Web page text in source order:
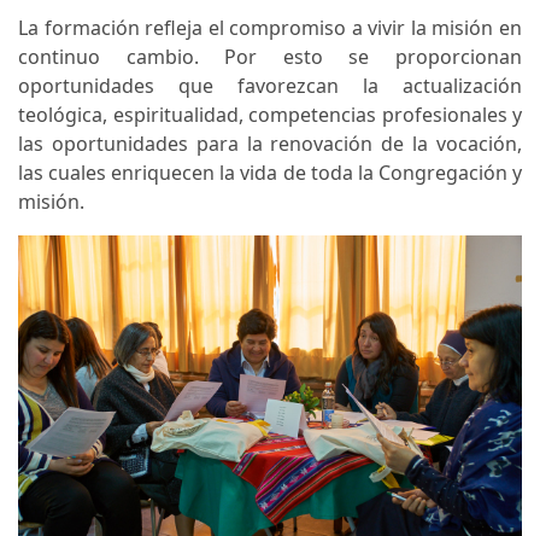
La formación refleja el compromiso a vivir la misión en
continuo cambio. Por esto se proporcionan
oportunidades que favorezcan la actualización
teológica, espiritualidad, competencias profesionales y
las oportunidades para la renovación de la vocación,
las cuales enriquecen la vida de toda la Congregación y
misión.